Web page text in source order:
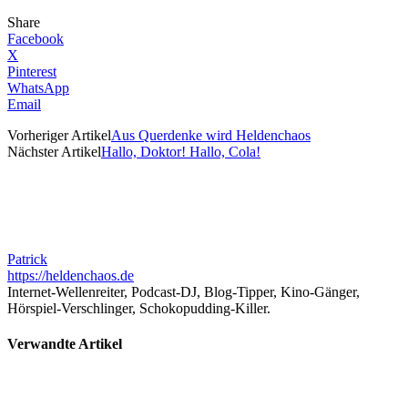
Share
Facebook
X
Pinterest
WhatsApp
Email
Vorheriger ArtikelAus Querdenke wird Heldenchaos
Nächster ArtikelHallo, Doktor! Hallo, Cola!
Patrick
https://heldenchaos.de
Internet-Wellenreiter, Podcast-DJ, Blog-Tipper, Kino-Gänger,
Hörspiel-Verschlinger, Schokopudding-Killer.
Verwandte Artikel